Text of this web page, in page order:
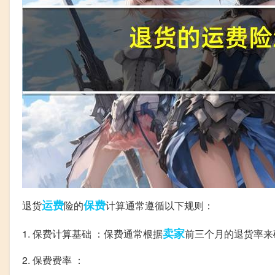
退货运费险的保费计算通常遵循以下规则：
1. 保费计算基础 ：保费通常根据卖家前三个月的退货率
2. 保费费率 ：